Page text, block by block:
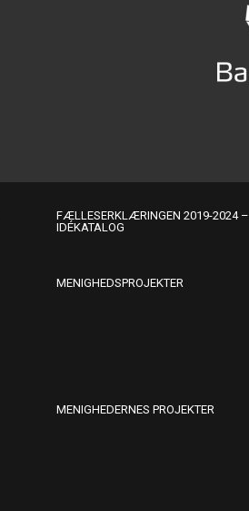
FÆLLESERKLÆRINGEN 2019-2024 –
IDÉKATALOG
MENIGHEDSPROJEKTER
MENIGHEDERNES PROJEKTER